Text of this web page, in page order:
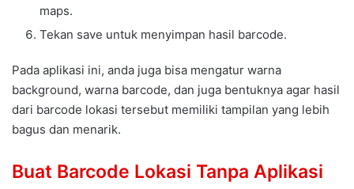
maps.
Tekan save untuk menyimpan hasil barcode.
Pada aplikasi ini, anda juga bisa mengatur warna
background, warna barcode, dan juga bentuknya agar hasil
dari barcode lokasi tersebut memiliki tampilan yang lebih
bagus dan menarik.
Buat Barcode Lokasi Tanpa Aplikasi